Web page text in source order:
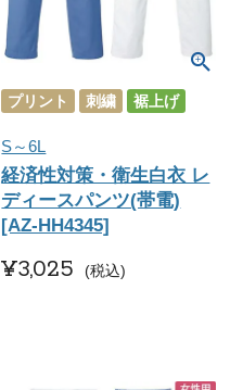
プリント 刺繍 裾上げ
S～6L
経済性対策・衛生白衣 レ
ディースパンツ(帯電)
[AZ-HH4345]
¥3,025 税込